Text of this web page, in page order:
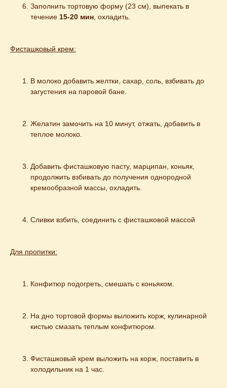
Заполнить тортовую форму (23 см), выпекать в
течение 15-20 мин , охладить.
Фисташковый крем:
В молоко добавить желтки, сахар, соль, взбивать до
загустения на паровой бане.
Желатин замочить на 10 минут, отжать, добавить в
теплое молоко.
Добавить фисташковую пасту, марципан, коньяк,
продолжить взбивать до получения однородной
кремообразной массы, охладить.
Сливки взбить, соединить с фисташковой массой
Для пропитки:
Конфитюр подогреть, смешать с коньяком.
На дно тортовой формы выложить корж, кулинарной
кистью смазать теплым конфитюром.
Фисташковый крем выложить на корж, поставить в
холодильник на 1 час.